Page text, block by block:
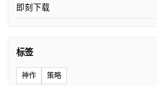
即刻下载
标签
神作 策略